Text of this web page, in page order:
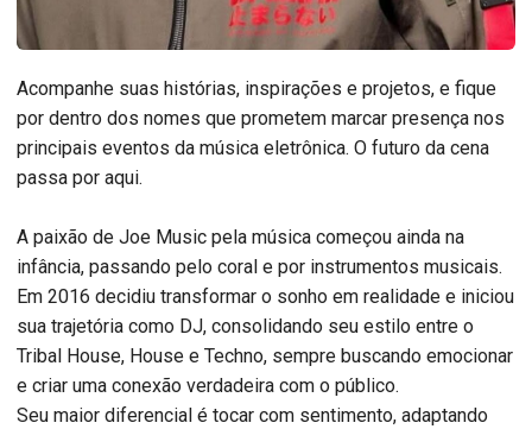
Acompanhe suas histórias, inspirações e projetos, e fique
por dentro dos nomes que prometem marcar presença nos
principais eventos da música eletrônica. O futuro da cena
passa por aqui.
A paixão de Joe Music pela música começou ainda na
infância, passando pelo coral e por instrumentos musicais.
Em 2016 decidiu transformar o sonho em realidade e iniciou
sua trajetória como DJ, consolidando seu estilo entre o
Tribal House, House e Techno, sempre buscando emocionar
e criar uma conexão verdadeira com o público.
Seu maior diferencial é tocar com sentimento, adaptando